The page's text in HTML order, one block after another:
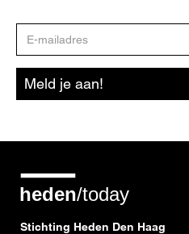
mailadres
Meld je aan!
Stichting Heden Den Haag